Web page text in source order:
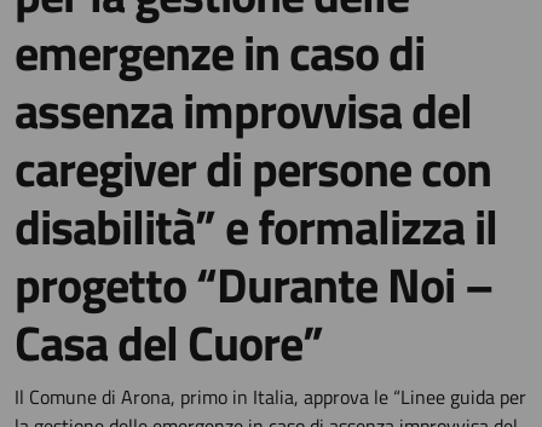
emergenze in caso di
assenza improvvisa del
caregiver di persone con
disabilità” e formalizza il
progetto “Durante Noi –
Casa del Cuore”
Dettagli della notizia
Il Comune di Arona, primo in Italia, approva le “Linee guida per